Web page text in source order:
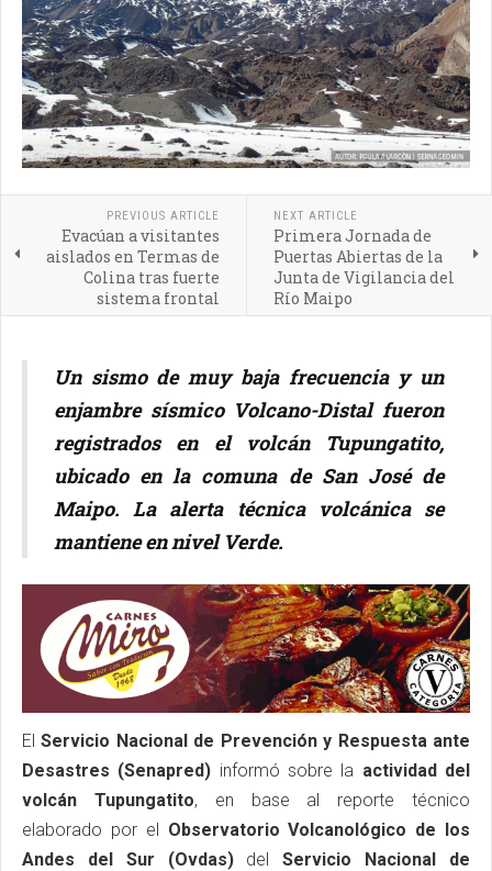
PREVIOUS ARTICLE
Evacúan a visitantes
aislados en Termas de
Colina tras fuerte
sistema frontal
NEXT ARTICLE
Primera Jornada de
Puertas Abiertas de la
Junta de Vigilancia del
Río Maipo
Un sismo de muy baja frecuencia y un
enjambre sísmico Volcano-Distal fueron
registrados en el volcán Tupungatito,
ubicado en la comuna de San José de
Maipo. La alerta técnica volcánica se
mantiene en nivel Verde.
ElServicio Nacional de Prevención y Respuesta ante
Desastres (Senapred) informó sobre la actividad del
volcán Tupungatito, en base al reporte técnico
elaborado por el Observatorio Volcanológico de los
Andes del Sur (Ovdas)delServicio Nacional de